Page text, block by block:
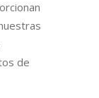
de